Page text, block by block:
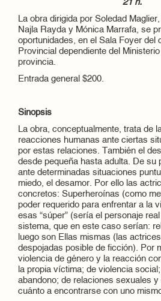
21 h.
La obra dirigida por Soledad
Najla Rayda y Mónica Marrafa, se
oportunidades, en el Sala Foyer del
Provincial dependiente del
provincia.
Entrada general $200.
Sinopsis
La obra, conceptualmente, trata de
reacciones humanas ante ciertas
por estas relaciones. También el
desde pequeña hasta adulta. De su
ante determinadas situaciones
miedo, el desamor. Por ello las
concretos: Superheroínas (como
poder requerido para enfrentar a la
esas “súper” (sería el personaje
sistema, que en este caso serían:
luego son Ellas mismas (las
despojadas posible de ficción). Por
violencia de género y la reacción
la propia víctima; de violencia
abandono; de relaciones sexuales y
cuánto a encontrarse con uno